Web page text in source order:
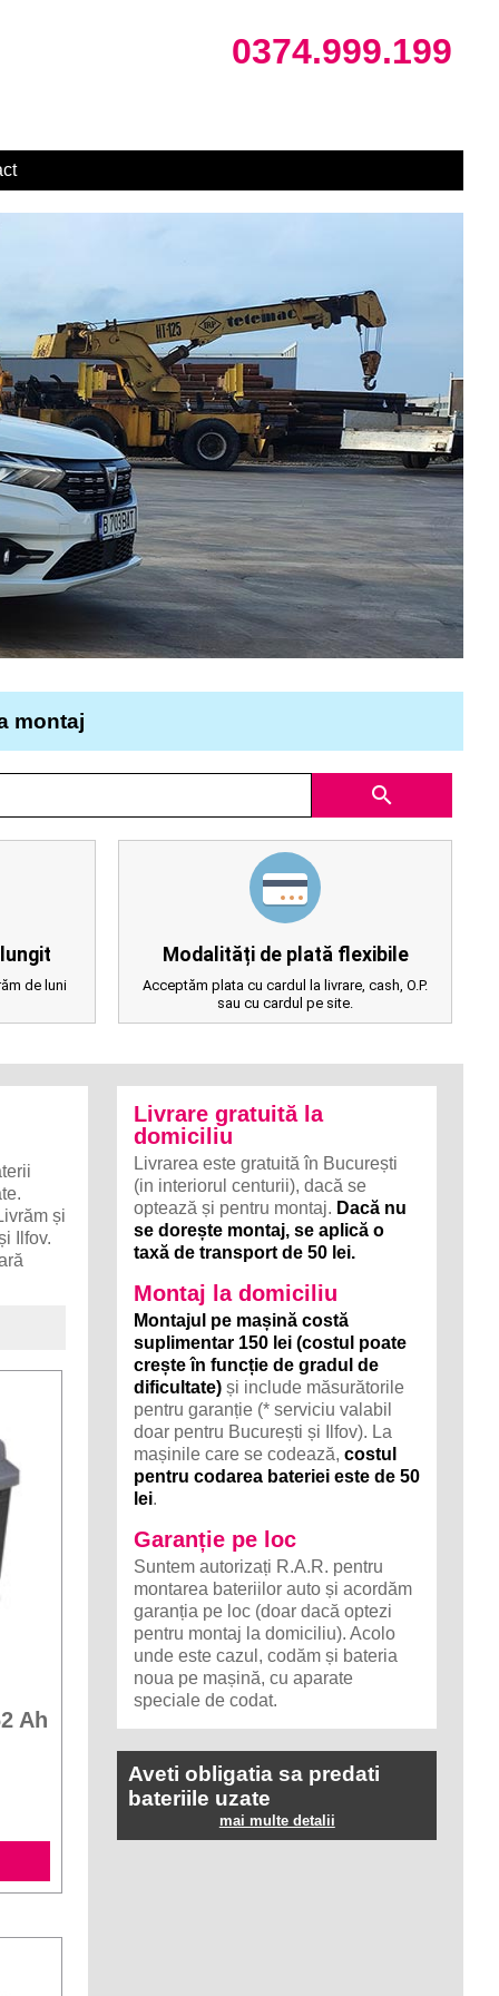
0374.999.199
montaj
search
de luni
Modalități de plată flexibile
Acceptăm plata cu cardul la livrare, cash, O.P.
sau cu cardul pe site.
și
Ilfov.
Ah
Livrare gratuită la
domiciliu
Livrarea este gratuită în București
(in interiorul centurii), dacă se
optează și pentru montaj. Dacă nu
se dorește montaj, se aplică o
taxă de transport de 50 lei.
Montaj la domiciliu
Montajul pe mașină costă
suplimentar 150 lei (costul poate
crește în funcție de gradul de
dificultate) și include măsurătorile
pentru garanție (* serviciu valabil
doar pentru București și Ilfov). La
mașinile care se codează,costul
pentru codarea bateriei este de 50
lei.
Garanție pe loc
Suntem autorizați R.A.R. pentru
montarea bateriilor auto și acordăm
garanția pe loc (doar dacă optezi
pentru montaj la domiciliu). Acolo
unde este cazul, codăm și bateria
noua pe mașină, cu aparate
speciale de codat.
Aveti obligatia sa predati
bateriile uzate
mai multe detalii